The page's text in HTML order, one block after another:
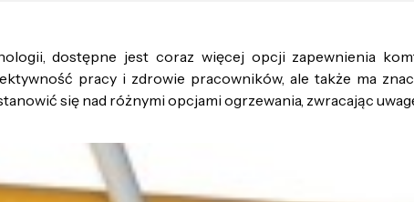
dostępne jest coraz więcej opcji zapewnienia
pracy i zdrowie pracowników, ale także ma
się nad różnymi opcjami ogrzewania, zwracając